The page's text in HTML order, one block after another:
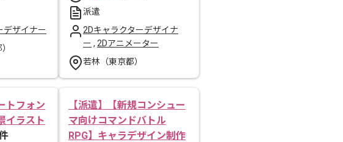
デザイナー
派遣
2Dキャラクターデザイナ
ー , 2Dアニメーター
若林（東京都）
トフォン
イラスト
【派遣】【新規コンシュー
マ向けコマンドバトル
RPG】キャラデザイン制作